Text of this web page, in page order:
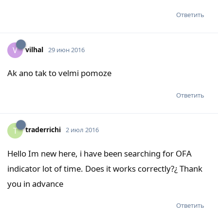
Ответить
V vilhal 29 июн 2016
Ak ano tak to velmi pomoze
Ответить
T traderrichi 2 июл 2016
Hello Im new here, i have been searching for OFA
indicator lot of time. Does it works correctly?¿ Thank
you in advance
Ответить